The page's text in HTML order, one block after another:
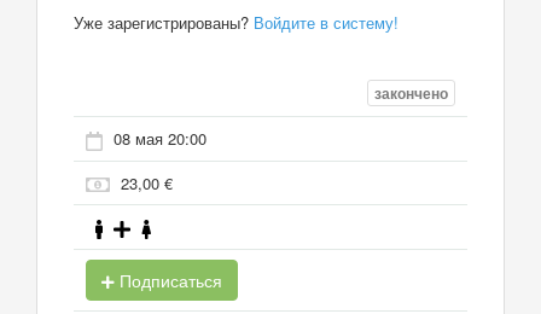
Уже зарегистрированы? Войдите в систему!
закончено
08 мая 20:00
23,00 €
Подписаться